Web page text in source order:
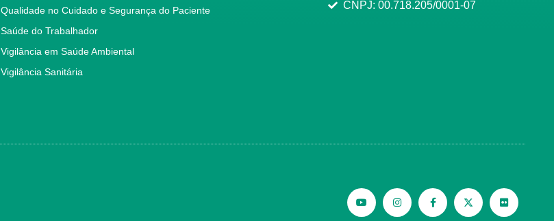
Qualidade no Cuidado e Segurança do Paciente
Saúde do Trabalhador
Vigilância em Saúde Ambiental
Vigilância Sanitária
CNPJ: 00.718.205/0001-07